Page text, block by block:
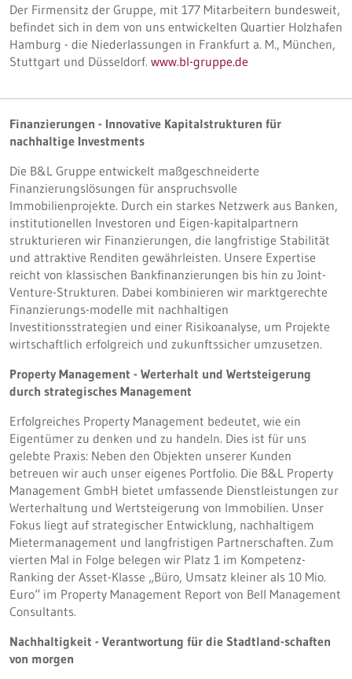
Der Firmensitz der Gruppe, mit 177 Mitarbeitern bundesweit,
befindet sich in dem von uns entwickelten Quartier Holzhafen
Hamburg - die Niederlassungen in Frankfurt a. M., München,
Stuttgart und Düsseldorf. www.bl-gruppe.de
Finanzierungen - Innovative Kapitalstrukturen für
nachhaltige Investments
Die B&L Gruppe entwickelt maßgeschneiderte
Finanzierungslösungen für anspruchsvolle
Immobilienprojekte. Durch ein starkes Netzwerk aus Banken,
institutionellen Investoren und Eigen-kapitalpartnern
strukturieren wir Finanzierungen, die langfristige Stabilität
und attraktive Renditen gewährleisten. Unsere Expertise
reicht von klassischen Bankfinanzierungen bis hin zu Joint-
Venture-Strukturen. Dabei kombinieren wir marktgerechte
Finanzierungs-modelle mit nachhaltigen
Investitionsstrategien und einer Risikoanalyse, um Projekte
wirtschaftlich erfolgreich und zukunftssicher umzusetzen.
Property Management - Werterhalt und Wertsteigerung
durch strategisches Management
Erfolgreiches Property Management bedeutet, wie ein
Eigentümer zu denken und zu handeln. Dies ist für uns
gelebte Praxis: Neben den Objekten unserer Kunden
betreuen wir auch unser eigenes Portfolio. Die B&L Property
Management GmbH bietet umfassende Dienstleistungen zur
Werterhaltung und Wertsteigerung von Immobilien. Unser
Fokus liegt auf strategischer Entwicklung, nachhaltigem
Mietermanagement und langfristigen Partnerschaften. Zum
vierten Mal in Folge belegen wir Platz 1 im Kompetenz-
Ranking der Asset-Klasse „Büro, Umsatz kleiner als 10 Mio.
Euro“ im Property Management Report von Bell Management
Consultants.
Nachhaltigkeit - Verantwortung für die Stadtland-schaften
von morgen